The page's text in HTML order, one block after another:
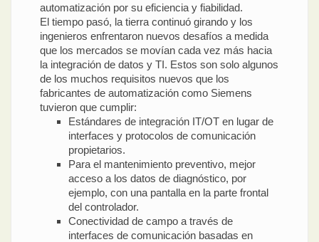
automatización por su eficiencia y fiabilidad.
El tiempo pasó, la tierra continuó girando y los
ingenieros enfrentaron nuevos desafíos a medida
que los mercados se movían cada vez más hacia
la integración de datos y TI. Estos son solo algunos
de los muchos requisitos nuevos que los
fabricantes de automatización como Siemens
tuvieron que cumplir:
Estándares de integración IT/OT en lugar de
interfaces y protocolos de comunicación
propietarios.
Para el mantenimiento preventivo, mejor
acceso a los datos de diagnóstico, por
ejemplo, con una pantalla en la parte frontal
del controlador.
Conectividad de campo a través de
interfaces de comunicación basadas en